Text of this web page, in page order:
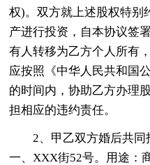
权)。双方就上述股权特别
产进行投资，自本协议签
有人转移为乙方个人所有
应按照《中华人民共和国
的时间内，协助乙方办理
担相应的违约责任。
2、甲乙双方婚后共同
一、XXX街52号。用途：